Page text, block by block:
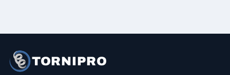
TORNIPRO